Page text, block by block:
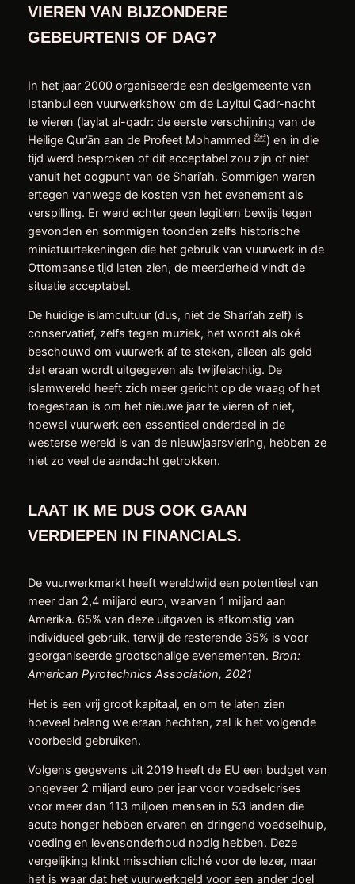
VIEREN VAN BIJZONDERE
GEBEURTENIS OF DAG?
In het jaar 2000 organiseerde een deelgemeente van
Istanbul een vuurwerkshow om de Layltul Qadr-nacht
te vieren (laylat al-qadr: de eerste verschijning van de
Heilige Qur’ān aan de Profeet Mohammed ﷺ) en in die
tijd werd besproken of dit acceptabel zou zijn of niet
vanuit het oogpunt van de Shari’ah. Sommigen waren
ertegen vanwege de kosten van het evenement als
verspilling. Er werd echter geen legitiem bewijs tegen
gevonden en sommigen toonden zelfs historische
miniatuurtekeningen die het gebruik van vuurwerk in de
Ottomaanse tijd laten zien, de meerderheid vindt de
situatie acceptabel.
De huidige islamcultuur (dus, niet de Shari’ah zelf) is
conservatief, zelfs tegen muziek, het wordt als oké
beschouwd om vuurwerk af te steken, alleen als geld
dat eraan wordt uitgegeven als twijfelachtig. De
islamwereld heeft zich meer gericht op de vraag of het
toegestaan is om het nieuwe jaar te vieren of niet,
hoewel vuurwerk een essentieel onderdeel in de
westerse wereld is van de nieuwjaarsviering, hebben ze
niet zo veel de aandacht getrokken.
LAAT IK ME DUS OOK GAAN
VERDIEPEN IN FINANCIALS.
De vuurwerkmarkt heeft wereldwijd een potentieel van
meer dan 2,4 miljard euro, waarvan 1 miljard aan
Amerika. 65% van deze uitgaven is afkomstig van
individueel gebruik, terwijl de resterende 35% is voor
georganiseerde grootschalige evenementen. Bron:
American Pyrotechnics Association, 2021
Het is een vrij groot kapitaal, en om te laten zien
hoeveel belang we eraan hechten, zal ik het volgende
voorbeeld gebruiken.
Volgens gegevens uit 2019 heeft de EU een budget van
ongeveer 2 miljard euro per jaar voor voedselcrises
voor meer dan 113 miljoen mensen in 53 landen die
acute honger hebben ervaren en dringend voedselhulp,
voeding en levensonderhoud nodig hebben. Deze
vergelijking klinkt misschien cliché voor de lezer, maar
het is waar dat het vuurwerkgeld voor een ander doel